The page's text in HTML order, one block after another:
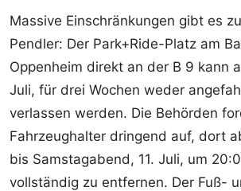
Massive Einschränkungen gibt es
Pendler: Der Park+Ride-Platz am
Oppenheim direkt an der B 9 kann
Juli, für drei Wochen weder
verlassen werden. Die Behörden
Fahrzeughalter dringend auf, dort
bis Samstagabend, 11. Juli, um
vollständig zu entfernen. Der Fuß-